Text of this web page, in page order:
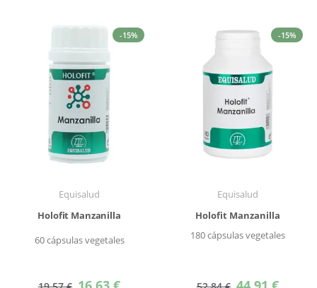
-15%
Equisalud
Holofit Manzanilla
60 cápsulas vegetales
Precio
-15%
Equisalud
Holofit Manzanilla
180 cápsulas vegetales
Precio